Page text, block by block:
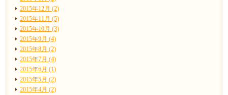
2015年12月 (2)
2015年11月 (5)
2015年10月 (3)
2015年9月 (4)
2015年8月 (2)
2015年7月 (4)
2015年6月 (1)
2015年5月 (2)
2015年4月 (2)